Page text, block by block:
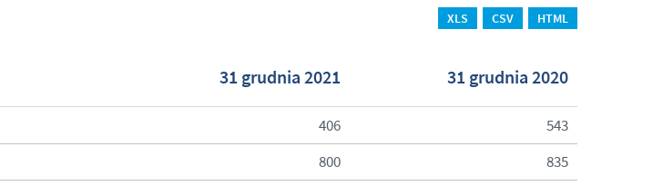
XLS CSV HTML
31 grudnia 2021 31 grudnia 2020
406
543
800
835